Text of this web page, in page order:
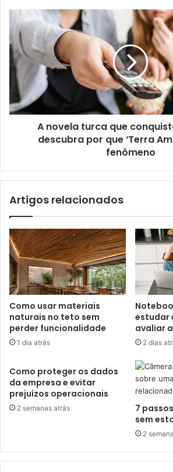
A novela turca que
descubra por que ‘Terra
fenômeno
Artigos relacionados
Como usar materiais
naturais no teto sem
perder funcionalidade
1 dia atrás
estudar
avaliar
2 dias
Como proteger os dados
da empresa e evitar
prejuízos operacionais
2 semanas atrás
7
sem
2